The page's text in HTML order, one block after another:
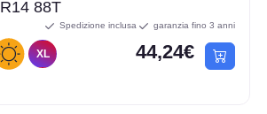
R14 88T
XL
Spedizione inclusa garanzia fino 3 anni
44,24€